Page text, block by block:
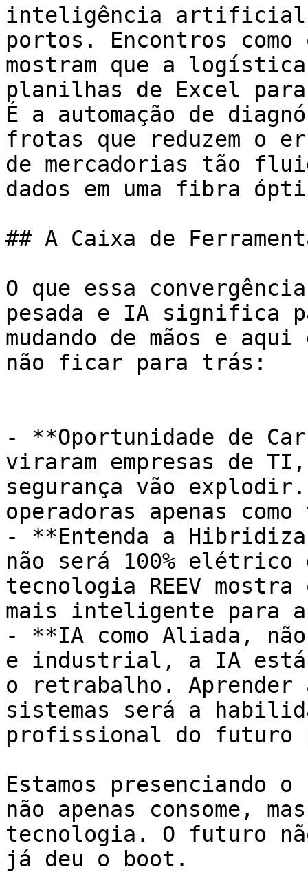
inteligência artificial
portos. Encontros como
mostram que a
planilhas de Excel
É a automação de
frotas que reduzem o
de mercadorias tão
dados em uma fibra
## A Caixa de
O que essa
pesada e IA significa
mudando de mãos e
não ficar para trás:
- **Oportunidade de
viraram empresas de
segurança vão
operadoras apenas
- **Entenda a
não será 100%
tecnologia REEV
mais inteligente para
- **IA como Aliada,
e industrial, a IA está
o retrabalho.
sistemas será a
profissional do futuro
Estamos presenciando
não apenas consome,
tecnologia. O futuro
já deu o boot.